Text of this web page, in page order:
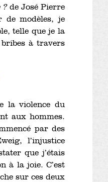
?de José Pierre
de modèles, je
telle que je la
bribes à travers
la violence du
aux hommes.
par des
l’injustice
que j’étais
à la joie. C’est
sur ces deux